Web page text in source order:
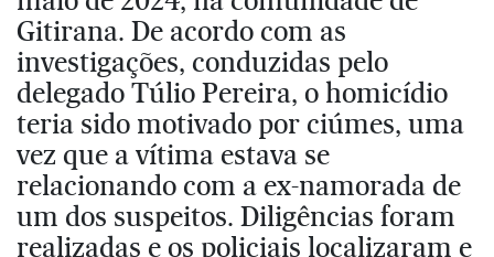
Gitirana. De acordo com as
investigações, conduzidas pelo
delegado Túlio Pereira, o homicídio
teria sido motivado por ciúmes, uma
vez que a vítima estava se
relacionando com a ex-namorada de
um dos suspeitos. Diligências foram
realizadas e os policiais localizaram e